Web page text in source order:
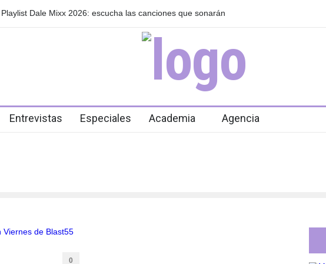
Playlist Dale Mixx 2026: escucha las canciones que sonarán
GRLS anuncia su
Entrevistas Especiales Academia Agencia
0